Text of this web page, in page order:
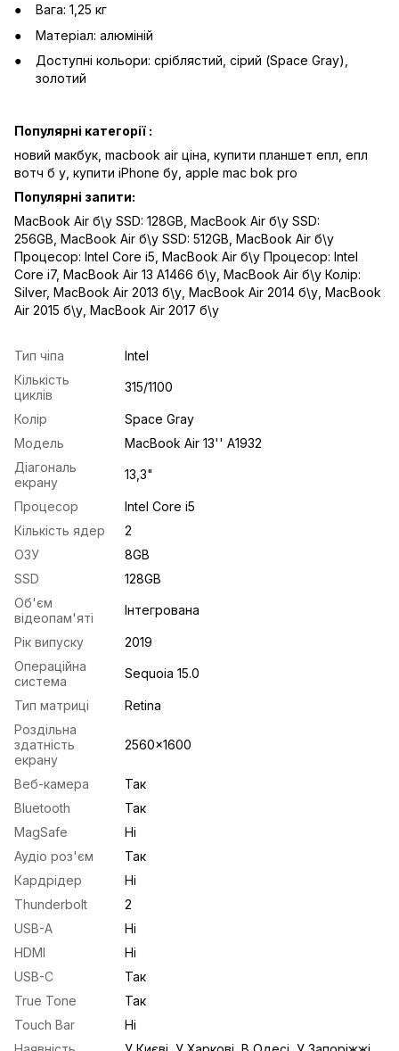
Вага: 1,25 кг
Матеріал: алюміній
Доступні кольори: сріблястий, сірий (Space Gray),
золотий
Популярні категорії :
новий макбук, macbook air ціна, купити планшет епл, епл
вотч б у, купити iPhone бу, apple mac bok pro
Популярні запити:
MacBook Air б\у SSD: 128GB MacBook Air б\у SSD:
256GB MacBook Air б\у SSD: 512GB MacBook Air б\у
Процесор: Intel Core i5 MacBook Air б\у Процесор: Intel
Core i7, MacBook Air 13 A1466 б\у MacBook Air б\у Колір:
Silver, MacBook Air 2013 б\у MacBook Air 2014 б\у MacBook
Air 2015 б\у MacBook Air 2017 б\у
Тип чіпа
Intel
Кількість
циклів
315/1100
Колір
Space Gray
Модель
MacBook Air 13'' A1932
Діагональ
екрану
13,3"
Процесор
Intel Core i5
Кількість ядер
2
ОЗУ
8GB
SSD
128GB
Об'єм
відеопам'яті
Інтегрована
Рік випуску
2019
Операційна
система
Sequoia 15.0
Тип матриці
Retina
Роздільна
здатність
екрану
2560x1600
Веб-камера
Так
Bluetooth
Так
MagSafe
Ні
Аудіо роз'єм
Так
Кардрідер
Ні
Thunderbolt
2
USB-A
Ні
HDMI
Ні
USB-С
Так
True Tone
Так
Touch Bar
Ні